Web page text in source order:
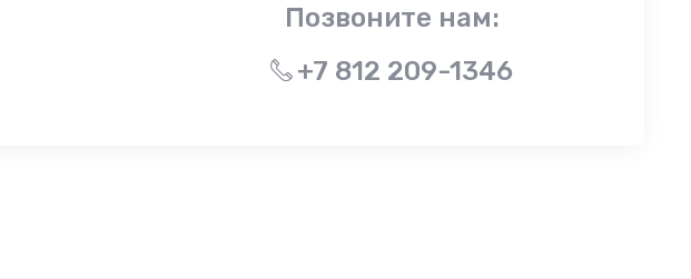
Позвоните нам:
+7 812 209-1346